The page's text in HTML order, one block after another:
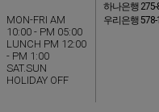
MON-FRI AM
10:00 - PM 05:00
LUNCH PM 12:00
- PM 1:00
SAT.SUN
HOLIDAY OFF
하나은행
우리은행 578-